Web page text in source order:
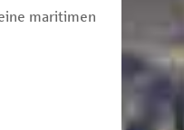
maritimen